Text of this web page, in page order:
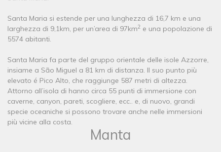
Santa Maria si estende per una lunghezza di 16,7 km e una
larghezza di 9,1km, per un’area di 97km2 e una popolazione di
5574 abitanti.
Santa Maria fa parte del gruppo orientale delle isole Azzorre,
insiame a São Miguel a 81 km di distanza. Il suo punto più
elevato é Pico Alto, che raggiunge 587 metri di altezza.
Attorno all’isola di hanno circa 55 punti di immersione con
caverne, canyon, pareti, scogliere, ecc.. e, di nuovo, grandi
specie oceaniche si possono trovare anche nelle immersioni
più vicine alla costa.
Manta